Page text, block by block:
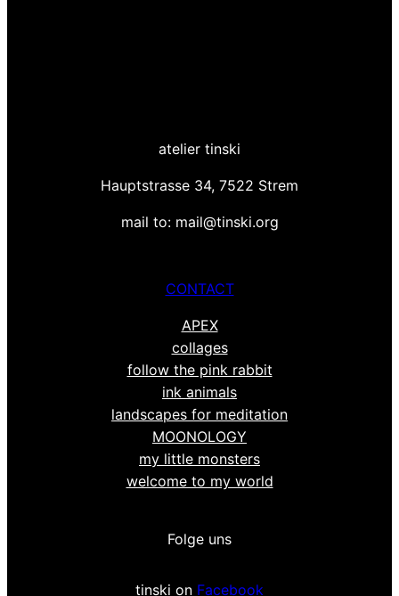
atelier tinski
Hauptstrasse 34, 7522 Strem
mail to: mail@tinski.org
CONTACT
APEX
collages
follow the pink rabbit
ink animals
landscapes for meditation
MOONOLOGY
my little monsters
welcome to my world
Folge uns
tinski on Facebook